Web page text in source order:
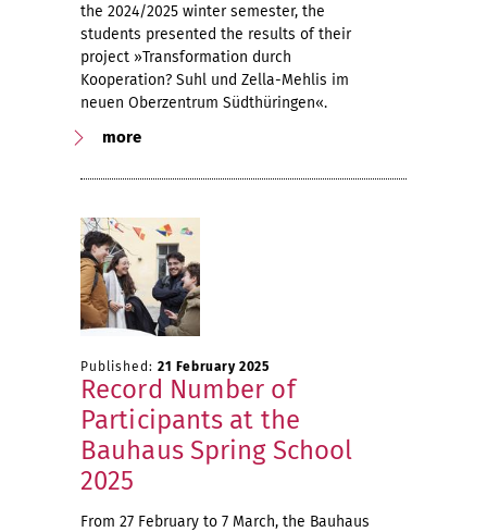
the 2024/2025 winter semester, the
students presented the results of their
project »Transformation durch
Kooperation? Suhl und Zella-Mehlis im
neuen Oberzentrum Südthüringen«.
more
Published: 21 February 2025
Record Number of
Participants at the
Bauhaus Spring School
2025
From 27 February to 7 March, the Bauhaus